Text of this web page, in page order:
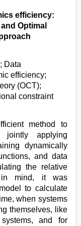
efficiency:
Optimal
Data
efficiency;
(OCT);
constraint
method to
jointly applying
dynamically
and data
the relative
in mind, it was
to calculate
when systems
themselves, like
and for